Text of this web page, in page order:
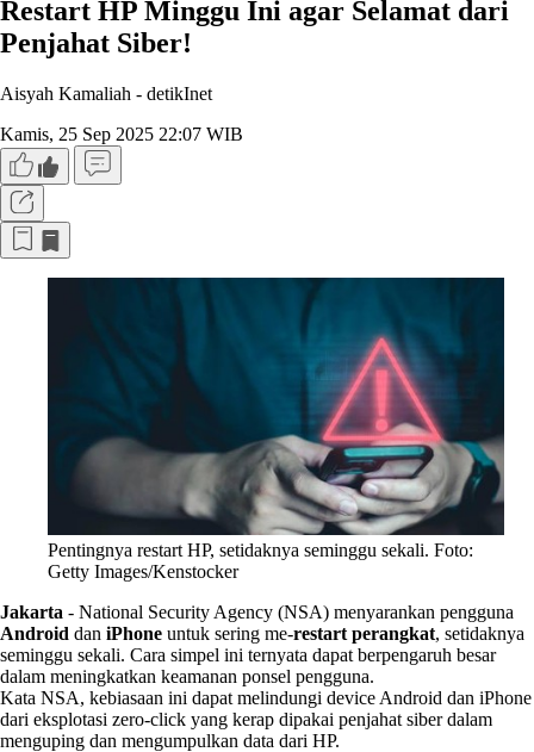
Restart HP Minggu Ini agar Selamat dari
Penjahat Siber!
Aisyah Kamaliah - detikInet
Kamis, 25 Sep 2025 22:07 WIB
Pentingnya restart HP, setidaknya seminggu sekali. Foto:
Getty Images/Kenstocker
Jakarta - National Security Agency (NSA) menyarankan pengguna
Android dan iPhone untuk sering me-restart perangkat, setidaknya
seminggu sekali. Cara simpel ini ternyata dapat berpengaruh besar
dalam meningkatkan keamanan ponsel pengguna.
Kata NSA, kebiasaan ini dapat melindungi device Android dan iPhone
dari eksplotasi zero-click yang kerap dipakai penjahat siber dalam
menguping dan mengumpulkan data dari HP.